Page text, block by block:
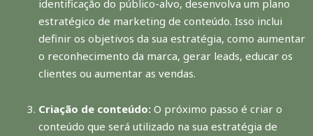
identificação do público-alvo, desenvolva um plano
estratégico de marketing de conteúdo. Isso inclui
definir os objetivos da sua estratégia, como aumentar
o reconhecimento da marca, gerar leads, educar os
clientes ou aumentar as vendas.
Criação de conteúdo: O próximo passo é criar o
conteúdo que será utilizado na sua estratégia de